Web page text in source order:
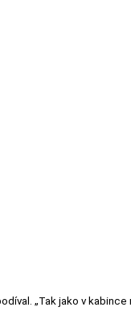
„Tak jako v kabince